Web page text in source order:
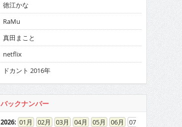
徳江かな
RaMu
真田まこと
netflix
ドカント 2016年
バックナンバー
2026: 01 02 03 04 05 06
07